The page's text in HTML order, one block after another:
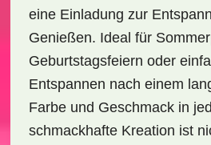
eine Einladung zur
Genießen. Ideal für
Geburtstagsfeiern oder
Entspannen nach einem
Farbe und Geschmack in
schmackhafte Kreation ist